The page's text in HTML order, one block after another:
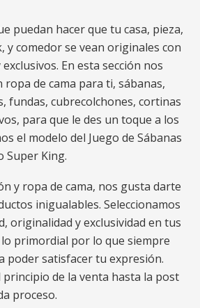
puedan hacer que tu casa, pieza,
y comedor se vean originales con
En esta sección nos
de cama para ti, sábanas,
fundas, cubrecolchones, cortinas
para que le des un toque a los
el modelo del Juego de Sábanas
Super King.
y ropa de cama, nos gusta darte
inigualables. Seleccionamos
originalidad y exclusividad en tus
primordial por lo que siempre
poder satisfacer tu expresión.
de la venta hasta la post
proceso.